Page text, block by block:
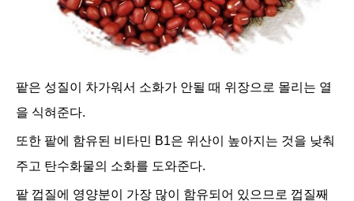
팥은 성질이 차가워서 소화가 안될 때 위장으로 몰리는 열
을 식혀준다.
또한 팥에 함유된 비타민 B1은 위산이 높아지는 것을 낮춰
주고 탄수화물의 소화를 도와준다.
팥 껍질에 영양분이 가장 많이 함유되어 있으므로 껍질째